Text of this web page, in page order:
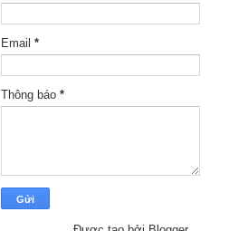
Email *
Thông báo *